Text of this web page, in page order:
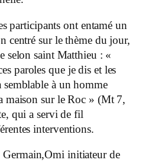
participants ont entamé un
centré sur le thème du jour,
selon saint Matthieu : «
paroles que je dis et les
semblable à un homme
maison sur le Roc » (Mt 7,
qui a servi de fil
interventions.
initiateur de